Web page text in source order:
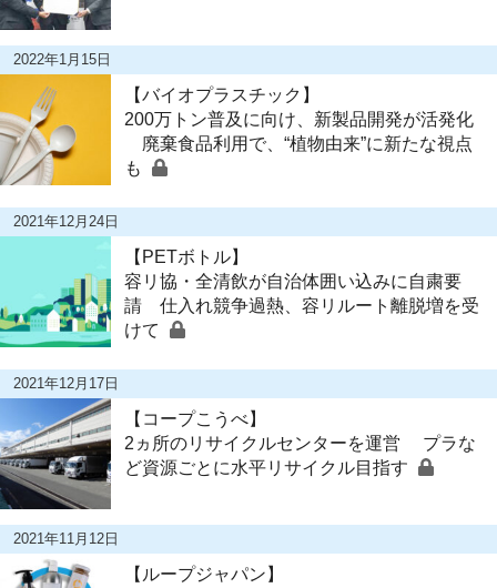
2022年1月15日
【バイオプラスチック】
200万トン普及に向け、新製品開発が活発化
廃棄食品利用で、“植物由来”に新たな視点
も
2021年12月24日
【PETボトル】
容リ協・全清飲が自治体囲い込みに自粛要
請 仕入れ競争過熱、容リルート離脱増を受
けて
2021年12月17日
【コープこうべ】
2ヵ所のリサイクルセンターを運営 プラな
ど資源ごとに水平リサイクル目指す
2021年11月12日
【ループジャパン】